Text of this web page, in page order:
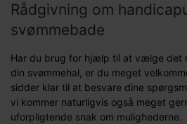
Rådgivning om
svømmebade
Har du brug for hjælp til at vælge det
din svømmehal, er du meget
sidder klar til at besvare dine
vi kommer naturligvis også meget
uforpligtende snak om mulighederne.